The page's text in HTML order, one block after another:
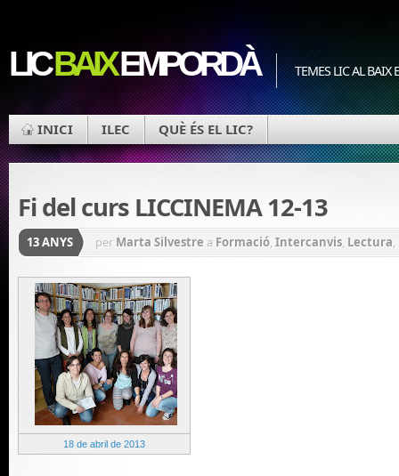
LICBAIXEMPORDÀ TEMES LIC AL
INICI ILEC QUÈ ÉS EL LIC?
Fi del curs LICCINEMA 12-13
13 ANYS per Marta Silvestre a Formació, Intercanvis, Lectura,
18 de abril de 2013